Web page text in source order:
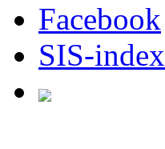
Facebook
SIS-index